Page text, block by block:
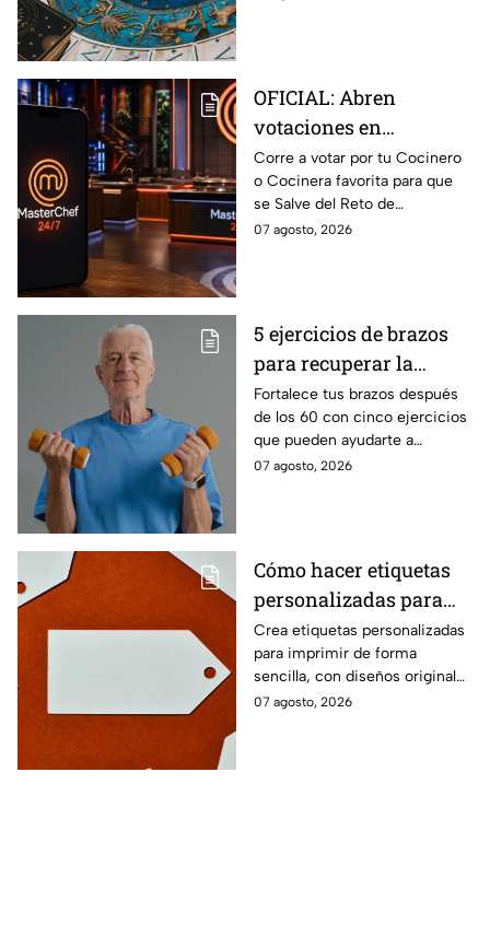
podría transformar tus
OFICIAL: Abren
votaciones en
MasterChef 24/7 para
que salves a un
Cocinero del Reto de
Eliminación de este
Corre a votar por tu Cocinero
o Cocinera favorita para que
se Salve del Reto de
Eliminación de MasterChef
07 agosto, 2026
5 ejercicios de brazos
para recuperar la
fuerza después de los
60
Fortalece tus brazos después
de los 60 con cinco ejercicios
que pueden ayudarte a
recuperar fuerza, movilidad y
07 agosto, 2026
Cómo hacer etiquetas
personalizadas para
imprimir
Crea etiquetas personalizadas
para imprimir de forma
sencilla, con diseños originales
y detalles adaptados a tus
07 agosto, 2026